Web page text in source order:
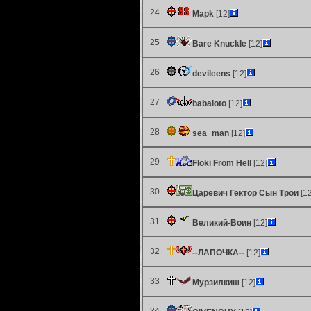
24 Mapk [12]
25 Bare Knuckle [12]
26 devileens [12]
27 babaioto [12]
28 sea_man [12]
29 Floki From Hell [12]
30 Царевич Гектор Сын Трои
31 Великий-Воин [12]
32 --ЛАПОЧКА-- [12]
33 Мурзилкиш [12]